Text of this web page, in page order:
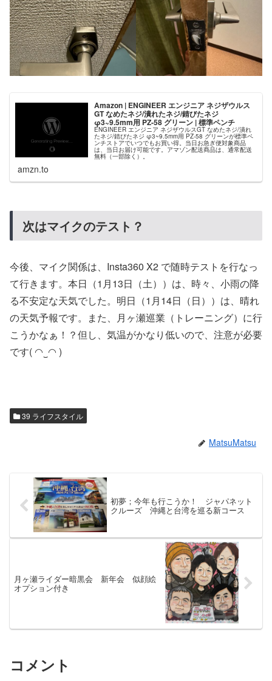
Amazon | ENGINEER エンジニア ネジザウルス
GT なめたネジ/潰れたネジ/錆びたネジ
φ3~9.5mm用 PZ-58 グリーン | 標準ペンチ
ENGINEER エンジニア ネジザウルスGT なめたネジ/潰れ
たネジ/錆びたネジ φ3~9.5mm用 PZ-58 グリーンが標準ペ
ンチストアでいつでもお買い得。当日お急ぎ便対象商品
は、当日お届け可能です。アマゾン配送商品は、通常配送
無料（一部除く）。
amzn.to
次はマイクのテスト？
今後、マイク関係は、Insta360 X2 で随時テストを行なっ
て行きます。本日（1月13日（土））は、時々、小雨の降
る不安定な天気でした。明日（1月14日（日））は、晴れ
の天気予報です。また、月ヶ瀬巡業（トレーニング）に行
こうかなぁ！？但し、気温がかなり低いので、注意が必要
です( ◠‿◠ )
39 ライフスタイル
MatsuMatsu
初夢；今年も行こうか！ ジャパネット
クルーズ 沖縄と台湾を巡る新コース
月ヶ瀬ライダー暗黒会 新年会 似顔絵
オプション付き
コメント